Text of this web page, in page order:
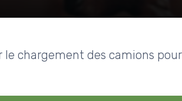
chargement des camions